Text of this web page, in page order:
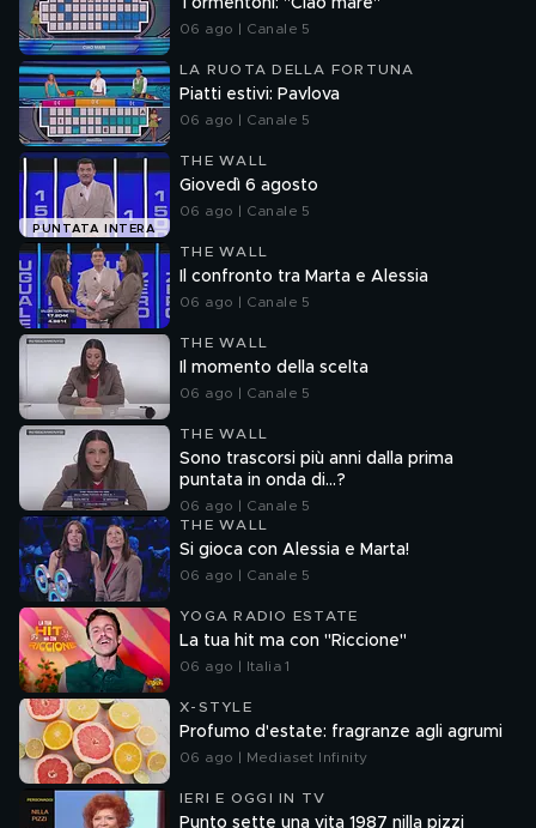
Tormentoni: "Ciao mare"
06 ago | Canale 5
LA RUOTA DELLA FORTUNA
Piatti estivi: Pavlova
06 ago | Canale 5
PUNTATA INTERA
THE WALL
Giovedì 6 agosto
06 ago | Canale 5
THE WALL
Il confronto tra Marta e Alessia
06 ago | Canale 5
THE WALL
Il momento della scelta
06 ago | Canale 5
THE WALL
Sono trascorsi più anni dalla prima
puntata in onda di...?
06 ago | Canale 5
THE WALL
Si gioca con Alessia e Marta!
06 ago | Canale 5
YOGA RADIO ESTATE
La tua hit ma con "Riccione"
06 ago | Italia 1
X-STYLE
Profumo d'estate: fragranze agli agrumi
06 ago | Mediaset Infinity
IERI E OGGI IN TV
Punto sette una vita 1987 nilla pizzi